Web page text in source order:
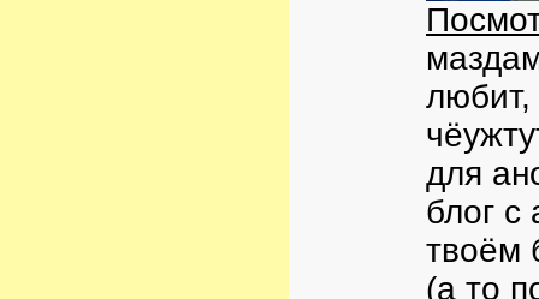
для
блог с
твоём
(а то